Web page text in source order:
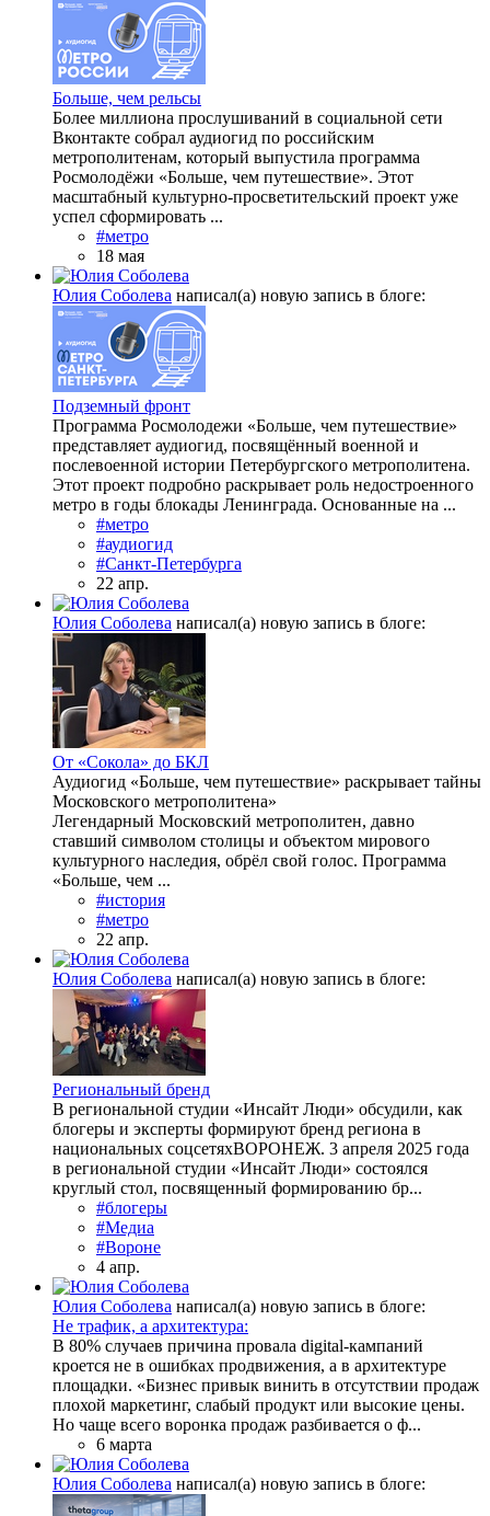
Больше, чем рельсы
Более миллиона прослушиваний в социальной сети
Вконтакте собрал аудиогид по российским
метрополитенам, который выпустила программа
Росмолодёжи «Больше, чем путешествие». Этот
масштабный культурно-просветительский проект уже
успел сформировать ...
#метро
18 мая
Юлия Соболева написал(а) новую запись в блоге:
Подземный фронт
Программа Росмолодежи «Больше, чем путешествие»
представляет аудиогид, посвящённый военной и
послевоенной истории Петербургского метрополитена.
Этот проект подробно раскрывает роль недостроенного
метро в годы блокады Ленинграда. Основанные на ...
#метро
#аудиогид
#Санкт-Петербурга
22 апр.
Юлия Соболева написал(а) новую запись в блоге:
От «Сокола» до БКЛ
Аудиогид «Больше, чем путешествие» раскрывает тайны
Московского метрополитена»
Легендарный Московский метрополитен, давно
ставший символом столицы и объектом мирового
культурного наследия, обрёл свой голос. Программа
«Больше, чем ...
#история
#метро
22 апр.
Юлия Соболева написал(а) новую запись в блоге:
Региональный бренд
В региональной студии «Инсайт Люди» обсудили, как
блогеры и эксперты формируют бренд региона в
национальных соцсетяхВОРОНЕЖ. 3 апреля 2025 года
в региональной студии «Инсайт Люди» состоялся
круглый стол, посвященный формированию бр...
#блогеры
#Медиа
#Вороне
4 апр.
Юлия Соболева написал(а) новую запись в блоге:
Не трафик, а архитектура:
В 80% случаев причина провала digital-кампаний
кроется не в ошибках продвижения, а в архитектуре
площадки. «Бизнес привык винить в отсутствии продаж
плохой маркетинг, слабый продукт или высокие цены.
Но чаще всего воронка продаж разбивается о ф...
6 марта
Юлия Соболева написал(а) новую запись в блоге: